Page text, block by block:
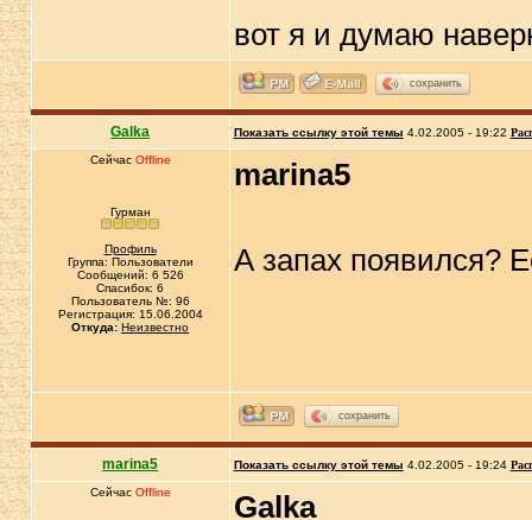
вот я и думаю
сохранить
Galka Показать ссылку этой темы 4.02.2005 - 19:22
Сейчас Offline
Гурман
Профиль
Группа: Пользователи
Сообщений: 6 526
Спасибок: 6
Пользователь №: 96
Регистрация: 15.06.2004
Откуда: Неизвестно
marina5
А запах появился?
сохранить
marina5 Показать ссылку этой темы 4.02.2005 - 19:24
Сейчас Offline
Galka